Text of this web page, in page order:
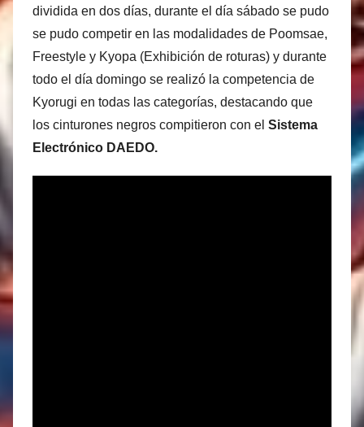
dividida en dos días, durante el día sábado se pudo
se pudo competir en las modalidades de Poomsae,
Freestyle y Kyopa (Exhibición de roturas) y durante
todo el día domingo se realizó la competencia de
Kyorugi en todas las categorías, destacando que
los cinturones negros compitieron con el Sistema
Electrónico DAEDO.